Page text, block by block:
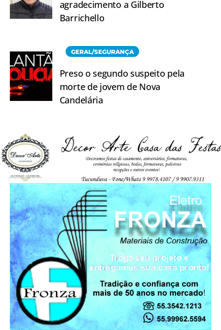
agradecimento a Gilberto
Barrichello
GERAL/SEGURANÇA
Preso o segundo suspeito pela
morte de jovem de Nova
Candelária